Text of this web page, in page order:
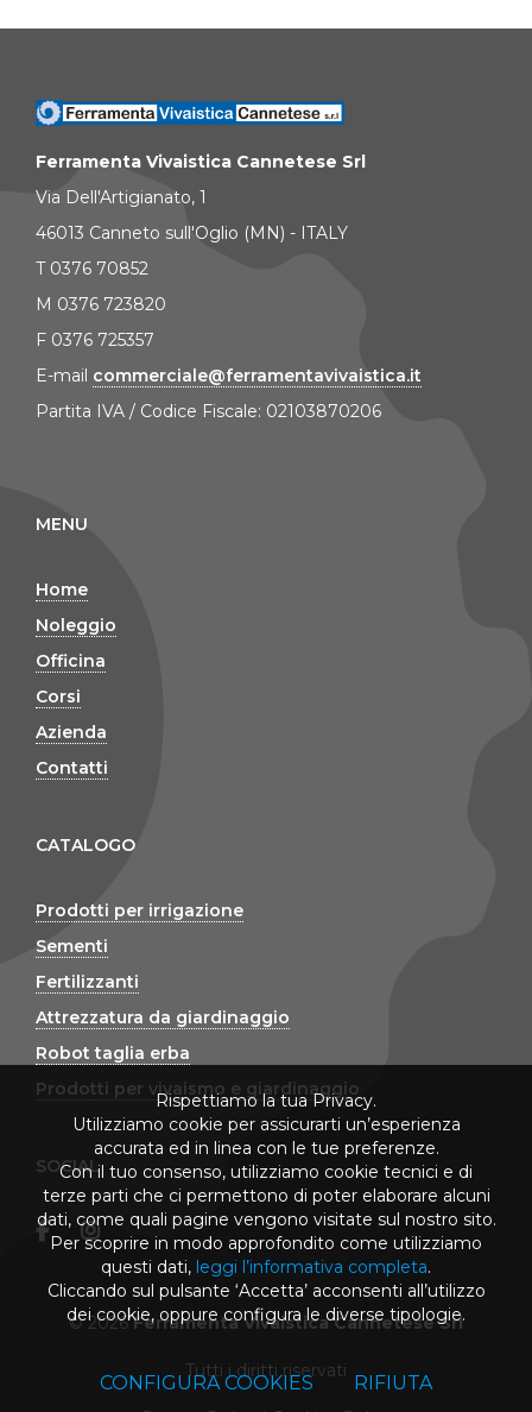
Ferramenta Vivaistica Cannetese Srl
Via Dell'Artigianato, 1
46013 Canneto sull'Oglio (MN) - ITALY
T 0376 70852
M 0376 723820
F 0376 725357
E-mail commerciale@ferramentavivaistica.it
Partita IVA / Codice Fiscale: 02103870206
MENU
Home
Noleggio
Officina
Corsi
Azienda
Contatti
CATALOGO
Prodotti per irrigazione
Sementi
Fertilizzanti
Attrezzatura da giardinaggio
Robot taglia erba
Prodotti per vivaismo e giardinaggio
SOCIAL
© 2026Ferramenta Vivaistica Cannetese Srl
Tutti i diritti riservati
Rispettiamo la tua Privacy.
Utilizziamo cookie per assicurarti un’esperienza
accurata ed in linea con le tue preferenze.
Con il tuo consenso, utilizziamo cookie tecnici e di
terze parti che ci permettono di poter elaborare alcuni
dati, come quali pagine vengono visitate sul nostro sito.
Per scoprire in modo approfondito come utilizziamo
questi dati, leggi l’informativa completa.
Cliccando sul pulsante ‘Accetta’ acconsenti all’utilizzo
dei cookie, oppure configura le diverse tipologie.
CONFIGURA COOKIES RIFIUTA